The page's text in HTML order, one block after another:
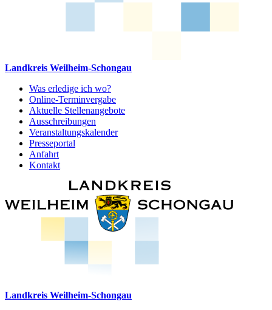
Landkreis Weilheim-Schongau
Was erledige ich wo?
Online-Terminvergabe
Aktuelle Stellenangebote
Ausschreibungen
Veranstaltungskalender
Presseportal
Anfahrt
Kontakt
Landkreis Weilheim-Schongau